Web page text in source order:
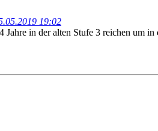
19:02
Jahre in der alten Stufe 3 reichen um